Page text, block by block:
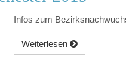
Infos zum
Weiterlesen